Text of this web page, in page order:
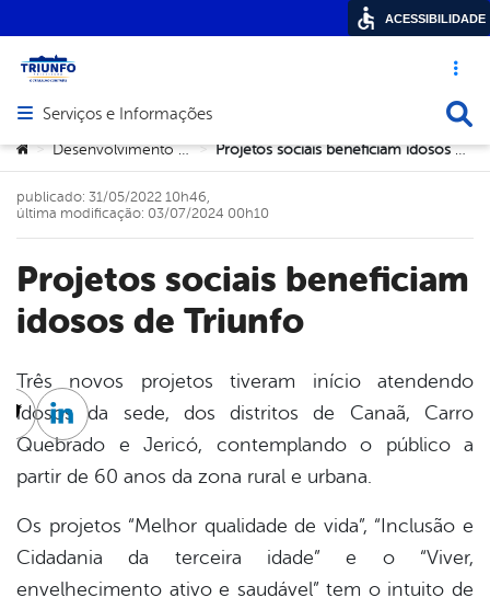
Acesso
Abrir menu principal de navegação
Serviços e Informações
Você está aqui:
> Desenvolvimento Social > Projetos sociais beneficiam idosos de Triunfo
Projetos sociais beneficiam
idosos de Triunfo
publicado: 31/05/2022 10h46,
última modificação: 03/07/2024 00h10
Três novos projetos tiveram início atendendo
idosos da sede, dos distritos de Canaã, Carro
Quebrado e Jericó, contemplando o público a
partir de 60 anos da zona rural e urbana.
Os projetos “Melhor qualidade de vida”, “Inclusão e
Cidadania da terceira idade” e o “Viver,
envelhecimento ativo e saudável” tem o intuito de
TwitterLinkedin
ACESSIBILIDADE